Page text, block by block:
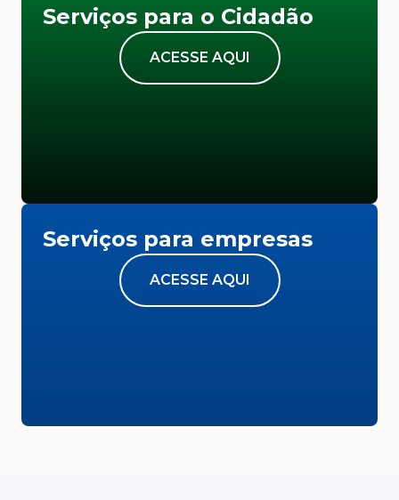
Serviços para o Cidadão
ACESSE AQUI
Serviços para empresas
ACESSE AQUI